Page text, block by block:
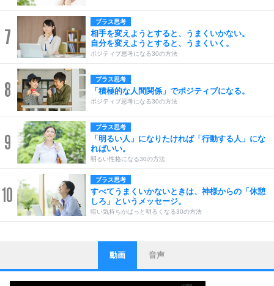
7
プラス思考
相手を変えようとすると、うまくいかない。
自分を変えようとすると、うまくいく。
ポジティブ思考になる30の方法
8 プラス思考
「積極的な人間関係」でポジティブになる。
ポジティブ思考になる30の方法
9
プラス思考
「明るい人」になりたければ「行動する人」にな
ればいい。
明るい性格になる30の方法
10
プラス思考
すべてうまくいかないときは、神様からの「休憩
しろ」というメッセージ。
暗い気持ちがぱっと明るくなる30の方法
1
ストレス対策
他人と比べない。
いっそのこと、他人を見ない。
動画 音声